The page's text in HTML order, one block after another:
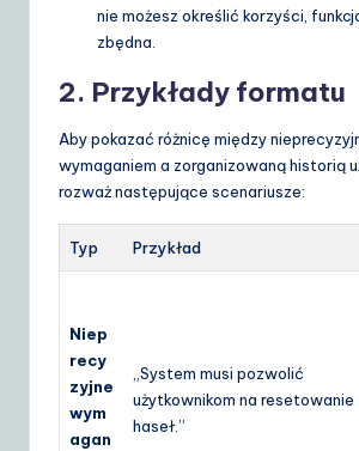
nie możesz określić korzyści,
zbędna.
2. Przykłady formatu
Aby pokazać różnicę między
wymaganiem a zorganizowaną historią
rozważ następujące scenariusze:
Typ Przykład
Niep
recy
zyjne
wym
agan
„System musi pozwolić
użytkownikom na resetowanie
haseł.”